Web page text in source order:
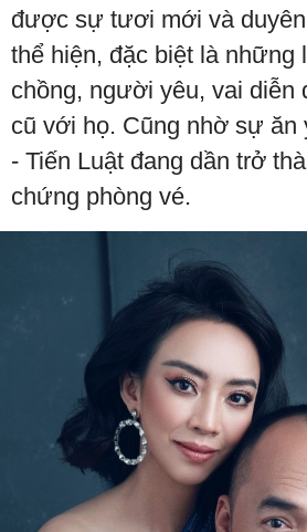
được sự tươi mới và
thể hiện, đặc biệt là những
chồng, người yêu, vai diễn
cũ với họ. Cũng nhờ sự ăn
- Tiến Luật đang dần trở
chứng phòng vé.